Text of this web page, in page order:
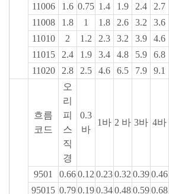
11006
1.6 0.75 1.4 1.9 2.4 2.7
11008
1.8 1 1.8 2.6 3.2 3.6
11010
2 1.2 2.3 3.2 3.9 4.6
11015
2.4 1.9 3.4 4.8 5.9 6.8
11020
2.8 2.5 4.6 6.5 7.9 9.1
흐름
코드
오
리
피
스
직
경
0.3
바
1바 2 바 3바 4바
9501 0.660.12 0.230.32 0.390.46
95015 0.790.190.340.480.590.68